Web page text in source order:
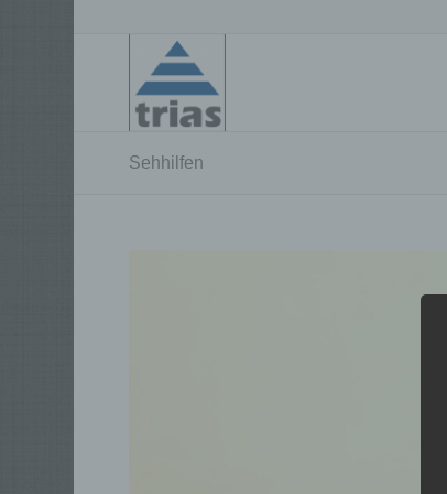
Sehhilfen